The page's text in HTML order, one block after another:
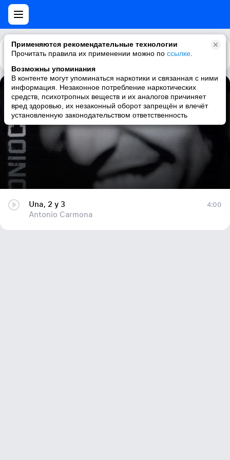
Применяются рекомендательные технологии
Прочитать правила их применении можно по ссылке
Возможны упоминания
В контенте могут упоминаться наркотики и связанная с ними
информация. Незаконное потребление наркотических
средств, психотропных веществ и их аналогов причиняет
вред здоровью, их незаконный оборот запрещён и влечёт
установленную законодательством ответственность
Каталог Рекомендации
Una, 2 y 3
Antonio Carmona
Una, 2 y 3
Antonio Carmona
4:00